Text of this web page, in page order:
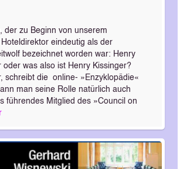
zu Beginn von unserem
eindeutig als der
bezeichnet worden war: Henry
was also ist Henry Kissinger?
schreibt die online- »Enzyklopädie«
man seine Rolle natürlich auch
führendes Mitglied des »Council on